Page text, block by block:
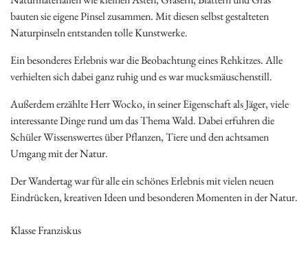
bauten sie eigene Pinsel zusammen. Mit diesen selbst gestalteten
Naturpinseln entstanden tolle Kunstwerke.
Ein besonderes Erlebnis war die Beobachtung eines Rehkitzes. Alle
verhielten sich dabei ganz ruhig und es war mucksmäuschenstill.
Außerdem erzählte Herr Wocko, in seiner Eigenschaft als Jäger, viele
interessante Dinge rund um das Thema Wald. Dabei erfuhren die
Schüler Wissenswertes über Pflanzen, Tiere und den achtsamen
Umgang mit der Natur.
Der Wandertag war für alle ein schönes Erlebnis mit vielen neuen
Eindrücken, kreativen Ideen und besonderen Momenten in der Natur.
Klasse Franziskus